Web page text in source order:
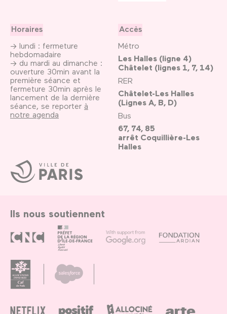
Ville
de
Paris
Horaires
→ lundi : fermeture
hebdomadaire
→ du mardi au dimanche :
ouverture 30min avant la
première séance et
fermeture 30min après le
lancement de la dernière
séance, se reporter à
notre agenda
Accès
Métro
Les Halles (ligne 4)
Châtelet (lignes 1, 7, 14)
RER
Châtelet-Les Halles
(Lignes A, B, D)
Bus
67, 74, 85
arrêt Coquillière-Les
Halles
Ils nous soutiennent